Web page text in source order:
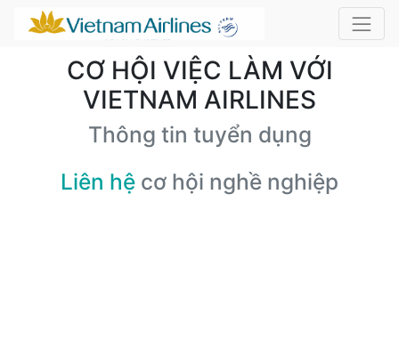
CƠ HỘI VIỆC LÀM VỚI
VIETNAM AIRLINES
Thông tin tuyển dụng
Liên hệ cơ hội nghề nghiệp